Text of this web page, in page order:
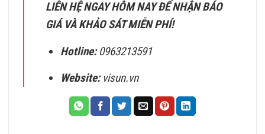
LIÊN HỆ NGAY HÔM NAY ĐỂ NHẬN BÁO
GIÁ VÀ KHẢO SÁT MIỄN PHÍ!
Hotline:0963213591
Website:visun.vn